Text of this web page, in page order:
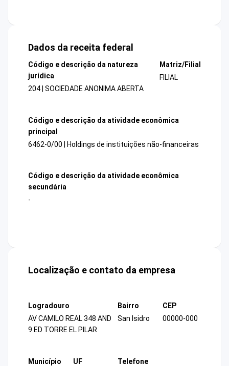
Dados da receita federal
Código e descrição da natureza
jurídica
204 | SOCIEDADE ANONIMA ABERTA
Matriz/Filial
FILIAL
Código e descrição da atividade econômica
principal
6462-0/00 | Holdings de instituições não-financeiras
Código e descrição da atividade econômica
secundária
-
Localização e contato da empresa
Logradouro
AV CAMILO REAL 348 AND
9 ED TORRE EL PILAR
Bairro
San Isidro
CEP
00000-000
Município
UF
Telefone